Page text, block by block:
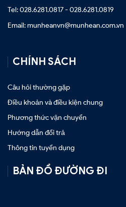
Tel: 028.6281.0817 - 028.6281.0819
Email: munheanvn@munhean.com.vn
CHÍNH SÁCH
Câu hỏi thường gặp
Điều khoản và điều kiện chung
Phương thức vận chuyển
Hướng dẫn đổi trả
Thông tin tuyển dụng
BẢN ĐỒ ĐƯỜNG ĐI